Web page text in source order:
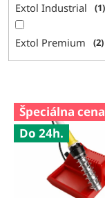
Extol Industrial 1
Extol Premium 2
V
Špeciálna cena
Do 24h.